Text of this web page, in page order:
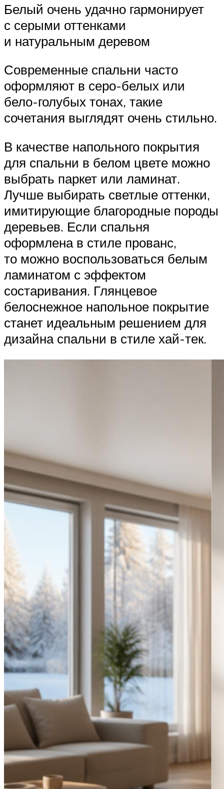
Белый очень удачно гармонирует
с серыми оттенками
и натуральным деревом
Современные спальни часто
оформляют в серо-белых или
бело-голубых тонах, такие
сочетания выглядят очень стильно.
В качестве напольного покрытия
для спальни в белом цвете можно
выбрать паркет или ламинат.
Лучше выбирать светлые оттенки,
имитирующие благородные породы
деревьев. Если спальня
оформлена в стиле прованс,
то можно воспользоваться белым
ламинатом с эффектом
состаривания. Глянцевое
белоснежное напольное покрытие
станет идеальным решением для
дизайна спальни в стиле хай-тек.